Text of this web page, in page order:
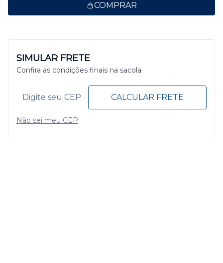
COMPRAR
SIMULAR FRETE
Confira as condições finais na sacola.
CALCULAR FRETE
Não sei meu CEP